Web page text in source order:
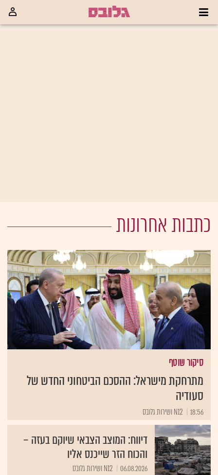
כתבות אחרונות
סיקור שוטף
מתרחקת מישראל: ההסכם הביטחוני החדש של
סעודיה
18:56 N12 ושירות גלובס
דיווח: המוצב הצבאי שיוקם בעזה –
והכוח הזר שייכנס אליו
06.08.2026 N12 ושירות גלובס